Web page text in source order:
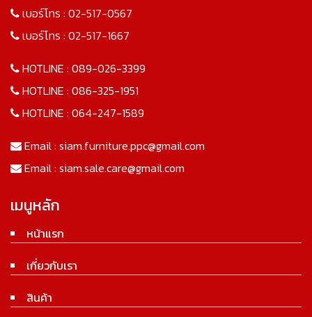
เบอร์โทร : 02-517-0567
เบอร์โทร : 02-517-1667
HOTLINE : 089-026-3399
HOTLINE : 086-325-1951
HOTLINE : 064-247-1589
Email : siam.furniture.ppc@gmail.com
Email : siam.sale.care@gmail.com
เมนูหลัก
หน้าแรก
เกี่ยวกับเรา
สินค้า